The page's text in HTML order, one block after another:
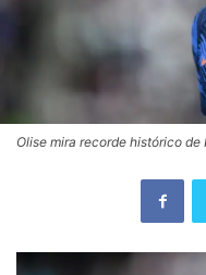
Olise mira recorde histórico